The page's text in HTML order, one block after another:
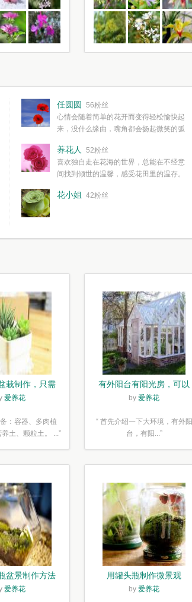
任圆圆
56粉丝
心情会随着简单的花开而变得轻松愉快起
来，没什么缘由，嘴角都会扬起微笑的弧
简单愉快的心情，这些都不需要想得太多，其实都是
我们自己复杂了生活和心境。
养花人
52粉丝
喜欢独自走在花海的世界，总能在不经意
间找到倾世的温馨，感受花田里的温存。
花小姐 42粉丝
栽制作，只需
单6步
爱养花
：容器、多肉植
土、颗粒土。 ...”
有外阳台有阳光房，可以
露养！为了肉肉，任性又
by 爱养花
“ 首先介绍一下大环境，有外阳
台，有阳...”
盆景制作方法
爱养花
用罐头瓶制作微景观
by 爱养花